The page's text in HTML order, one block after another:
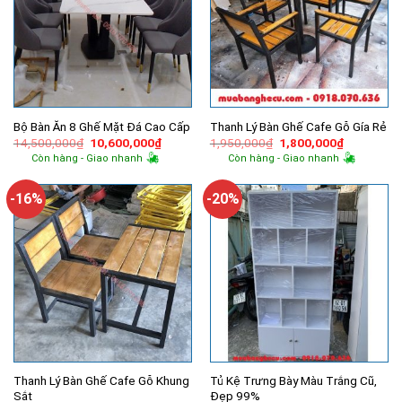
Bộ Bàn Ăn 8 Ghế Mặt Đá Cao Cấp
14,500,000₫ Giá
gốc
là:
10,600,000₫Giá
hiện
10,600,000₫.
Còn hàng - Giao nhanh
Thanh Lý Bàn Ghế Cafe Gỗ Gía Rẻ
1,950,000₫ Giá
gốc
là:
1,800,000₫Giá
hiện
tại
Còn hàng - Giao nhanh
-16%
Thanh Lý Bàn Ghế Cafe Gỗ Khung
Sắt
-20%
Tủ Kệ Trưng Bày Màu Trắng Cũ,
Đẹp 99%